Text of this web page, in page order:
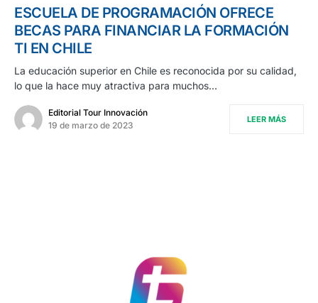
ESCUELA DE PROGRAMACIÓN OFRECE
BECAS PARA FINANCIAR LA FORMACIÓN
TI EN CHILE
La educación superior en Chile es reconocida por su calidad,
lo que la hace muy atractiva para muchos…
Editorial Tour Innovación
19 de marzo de 2023
LEER MÁS